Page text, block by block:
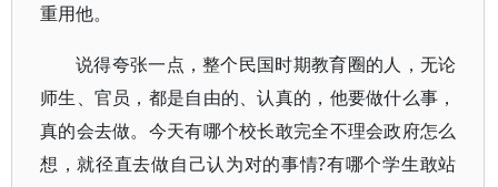
重用他。
说得夸张一点，整个民国时期教育圈的人，无论
师生、官员，都是自由的、认真的，他要做什么事，
真的会去做。今天有哪个校长敢完全不理会政府怎么
想，就径直去做自己认为对的事情?有哪个学生敢站